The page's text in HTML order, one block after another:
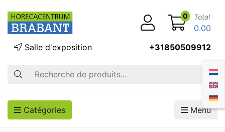
Recherche
Salle d'exposition +31850509912
0 Total
0.00
Catégories Menu